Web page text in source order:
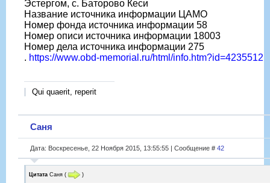
Эстергом, с. Баторово Кеси
Название источника информации ЦАМО
Номер фонда источника информации 58
Номер описи источника информации 18003
Номер дела источника информации 275
. https://www.obd-memorial.ru/html/info.htm?id=4235512
Qui quaerit, reperit
Саня
Дата: Воскресенье, 22 Ноября 2015, 13:55:55 | Сообщение # 42
Цитата Саня ( )